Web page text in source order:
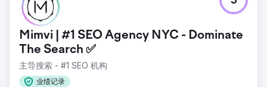
Mimvi | #1 SEO Agency NYC - Dominate
The Search ✅
主导搜索 - #1 SEO 机构
业绩记录